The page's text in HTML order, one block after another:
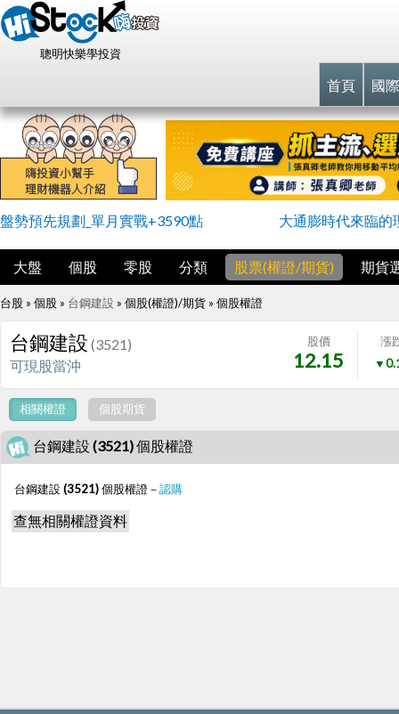
聰明快樂學投資
首頁 國
盤勢預先規劃_單月實戰+3590點 大通膨時代來臨的
大盤 個股 零股 分類 股票(權證/期貨) 期貨
台股 » 個股 » 台鋼建設 » 個股(權證)/期貨 » 個股權證
台鋼建設 (3521)
可現股當沖
股價
12.15
漲
相關權證 個股期貨
台鋼建設 (3521) 個股權證
台鋼建設 (3521) 個股權證－認購
查無相關權證資料